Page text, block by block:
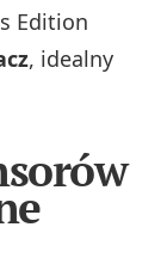
Edition
, idealny